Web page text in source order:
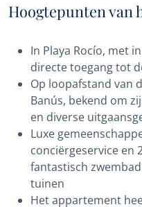
Hoogtepunten van
In Playa Rocío, met
directe toegang tot
Op loopafstand van
Banús, bekend om
en diverse
Luxe
conciërgeservice en
fantastisch
tuinen
Het appartement